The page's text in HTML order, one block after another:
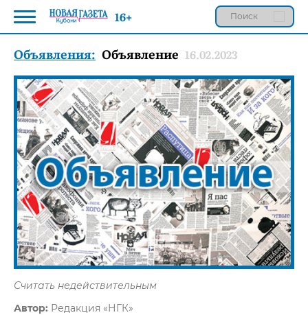
Объявления: Объявление 16.02.2023
Считать недействительным
Автор: Редакция «НГК»
16+